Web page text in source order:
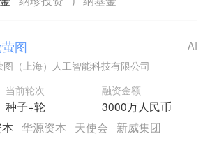
图
图（上海）人工智能科技有限公司
当前轮次
种子+轮
融资金额
3000万人民币
AI
华源资本 天使会
新威集团